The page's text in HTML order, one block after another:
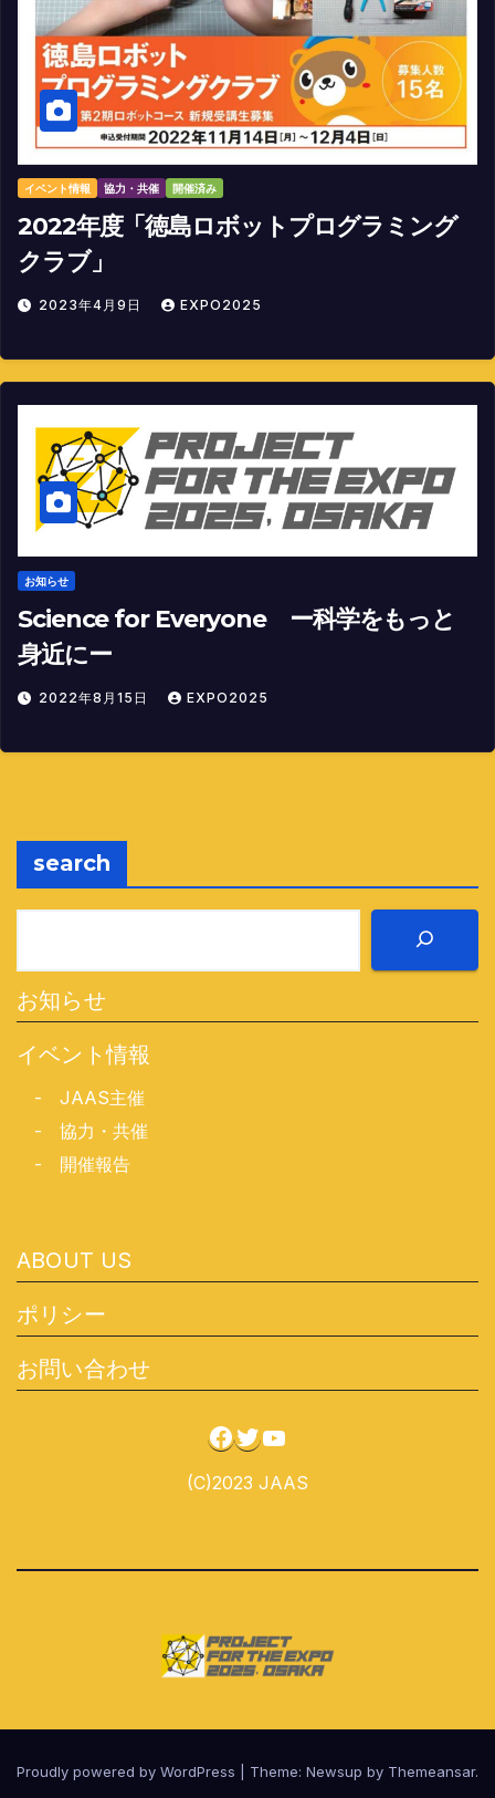
イベント情報 協力・共催 開催済み
2022年度「徳島ロボットプログラミング
クラブ」
2023年4月9日 EXPO2025
お知らせ
Science for Everyone ー科学をもっと
身近にー
2022年8月15日 EXPO2025
search
お知らせ
イベント情報
- JAAS主催
- 協力・共催
- 開催報告
ABOUT US
ポリシー
お問い合わせ
Facebook
Twitter
YouTube
(C)2023 JAAS
Proudly powered by WordPress Theme: Newsup by Themeansar.